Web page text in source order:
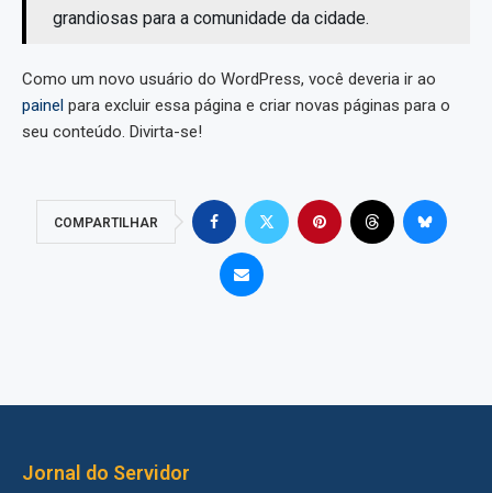
grandiosas para a comunidade da cidade.
Como um novo usuário do WordPress, você deveria ir ao
painel para excluir essa página e criar novas páginas para o
seu conteúdo. Divirta-se!
COMPARTILHAR
Jornal do Servidor